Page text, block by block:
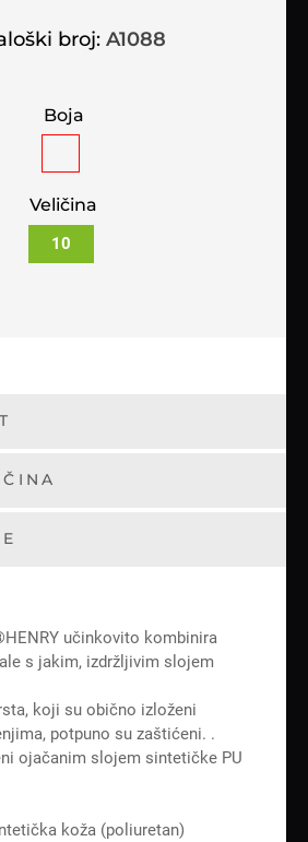
broj: A1088
Boja
Veličina
10
učinkovito kombinira
s jakim, izdržljivim slojem
koji su obično izloženi
potpuno su zaštićeni. .
ojačanim slojem sintetičke PU
koža (poliuretan)